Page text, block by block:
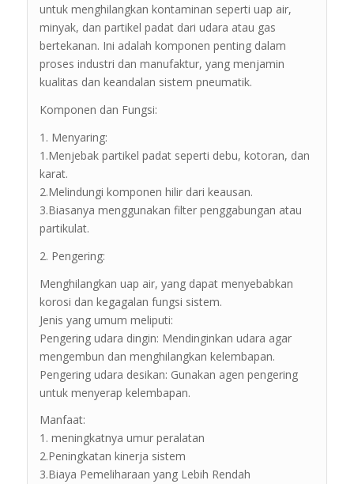
untuk menghilangkan kontaminan seperti uap air,
minyak, dan partikel padat dari udara atau gas
bertekanan. Ini adalah komponen penting dalam
proses industri dan manufaktur, yang menjamin
kualitas dan keandalan sistem pneumatik.
Komponen dan Fungsi:
1. Menyaring:
1.Menjebak partikel padat seperti debu, kotoran, dan
karat.
2.Melindungi komponen hilir dari keausan.
3.Biasanya menggunakan filter penggabungan atau
partikulat.
2. Pengering:
Menghilangkan uap air, yang dapat menyebabkan
korosi dan kegagalan fungsi sistem.
Jenis yang umum meliputi:
Pengering udara dingin: Mendinginkan udara agar
mengembun dan menghilangkan kelembapan.
Pengering udara desikan: Gunakan agen pengering
untuk menyerap kelembapan.
Manfaat:
1. meningkatnya umur peralatan
2.Peningkatan kinerja sistem
3.Biaya Pemeliharaan yang Lebih Rendah